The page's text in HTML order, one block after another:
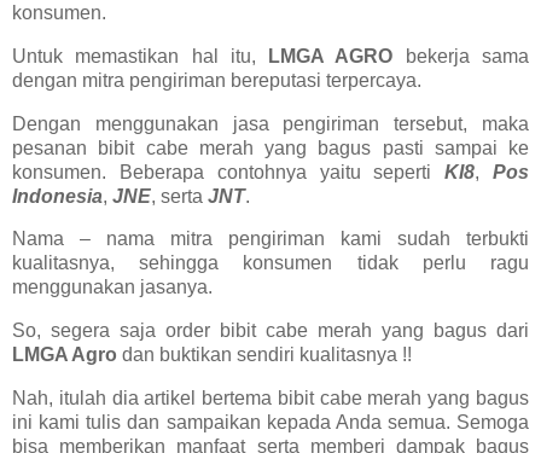
konsumen.
Untuk memastikan hal itu, LMGA AGRO bekerja sama
dengan mitra pengiriman bereputasi terpercaya.
Dengan menggunakan jasa pengiriman tersebut, maka
pesanan bibit cabe merah yang bagus pasti sampai ke
konsumen. Beberapa contohnya yaitu sepertiKI8,Pos
Indonesia, JNE, serta JNT.
Nama – nama mitra pengiriman kami sudah terbukti
kualitasnya, sehingga konsumen tidak perlu ragu
menggunakan jasanya.
So, segera saja order bibit cabe merah yang bagus dari
LMGA Agro dan buktikan sendiri kualitasnya !!
Nah, itulah dia artikel bertema bibit cabe merah yang bagus
ini kami tulis dan sampaikan kepada Anda semua. Semoga
bisa memberikan manfaat serta memberi dampak bagus